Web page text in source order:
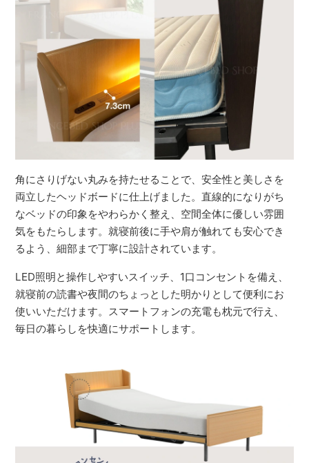
角にさりげない丸みを持たせることで、安全性と美しさを
両立したヘッドボードに仕上げました。直線的になりがち
なベッドの印象をやわらかく整え、空間全体に優しい雰囲
気をもたらします。就寝前後に手や肩が触れても安心でき
るよう、細部まで丁寧に設計されています。
LED照明と操作しやすいスイッチ、1口コンセントを備え、
就寝前の読書や夜間のちょっとした明かりとして便利にお
使いいただけます。スマートフォンの充電も枕元で行え、
毎日の暮らしを快適にサポートします。